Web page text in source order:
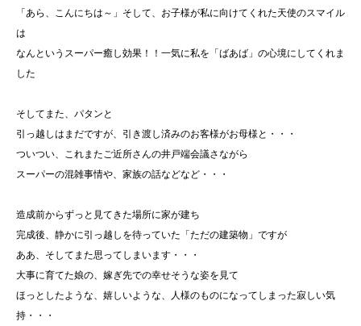
「あら、こんにちは～」そして、お子様が私に向けてくれた天使のスマイル
は
なんというスーパー癒し効果！！一気に私を「ばあば」の心境にしてくれま
した
そしてまた、パタンと
引っ越しはまだですが、引き渡し済みのお客様がお母様と・・・
ついつい、これまたご近所さんの井戸端会議さながら
スーパーの混雑事情や、家族の話などなど・・・
造成前からずっと見てきた場所に家が建ち
完成後、静かに引っ越しを待っていた「ただの建築物」ですが
ああ、そしてまた思ってしまいます・・・
大事に育てた娘の、嫁ぎ先での幸せそうな姿を見て
ほっとしたような、嬉しいような、人様のものになってしまった寂しい気
持・・・